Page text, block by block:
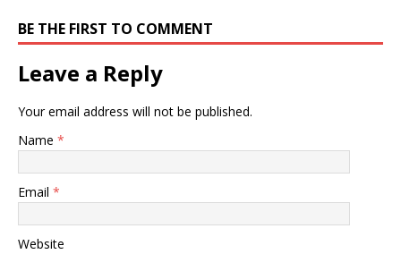
BE THE FIRST TO COMMENT
Leave a Reply
Your email address will not be published.
Name *
Email *
Website